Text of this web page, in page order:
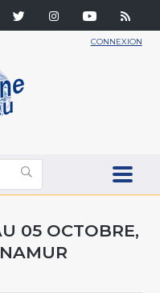
CONNEXION
05 OCTOBRE,